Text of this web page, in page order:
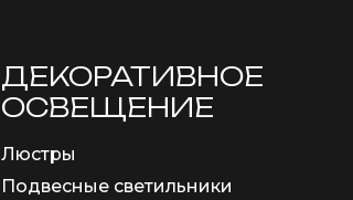
ДЕКОРАТИВНОЕ
ОСВЕЩЕНИЕ
Люстры
Подвесные светильники